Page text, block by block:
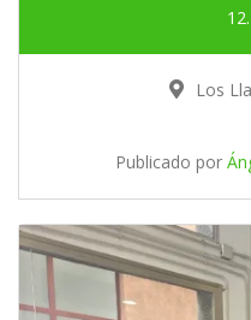
Los
Publicado por